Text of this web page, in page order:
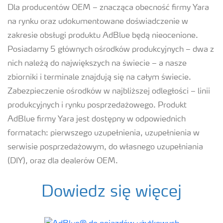
Dla producentów OEM – znacząca obecność firmy Yara
na rynku oraz udokumentowane doświadczenie w
zakresie obsługi produktu AdBlue będą nieocenione.
Posiadamy 5 głównych ośrodków produkcyjnych – dwa z
nich należą do największych na świecie – a nasze
zbiorniki i terminale znajdują się na całym świecie.
Zabezpieczenie ośrodków w najbliższej odległości – linii
produkcyjnych i rynku posprzedażowego. Produkt
AdBlue firmy Yara jest dostępny w odpowiednich
formatach: pierwszego uzupełnienia, uzupełnienia w
serwisie posprzedażowym, do własnego uzupełniania
(DIY), oraz dla dealerów OEM.
Dowiedz się więcej